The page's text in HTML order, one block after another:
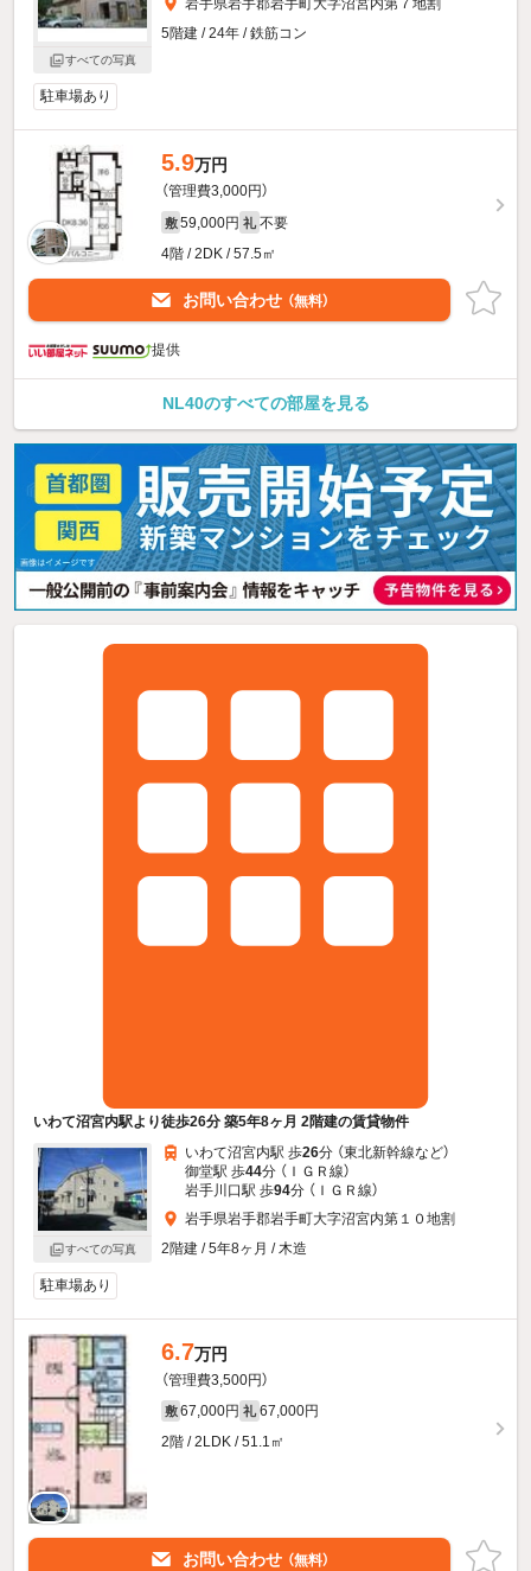
すべての写真
岩手県岩手郡岩手町大字沼宮内第７地割
5階建 / 24年 / 鉄筋コン
駐車場あり
5.9万円
（管理費3,000円）
敷 59,000円 礼 不要
4階 / 2DK / 57.5㎡
お問い合わせ （無料）
提供
NL40のすべての部屋を見る
いわて沼宮内駅より徒歩26分 築5年8ヶ月 2階建の賃貸物件
すべての写真
いわて沼宮内駅 歩26分 （東北新幹線など）
御堂駅 歩44分 （ＩＧＲ線）
岩手川口駅 歩94分 （ＩＧＲ線）
岩手県岩手郡岩手町大字沼宮内第１０地割
2階建 / 5年8ヶ月 / 木造
駐車場あり
6.7万円
（管理費3,500円）
敷 67,000円 礼 67,000円
2階 / 2LDK / 51.1㎡
お問い合わせ （無料）